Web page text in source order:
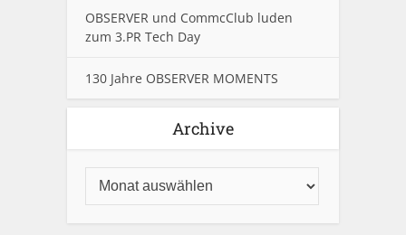
OBSERVER und CommcClub luden
zum 3.PR Tech Day
130 Jahre OBSERVER MOMENTS
Archive